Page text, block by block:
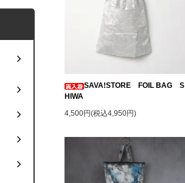
SAVA!STORE FOIL BAG S
HIWA
4,500円(税込4,950円)